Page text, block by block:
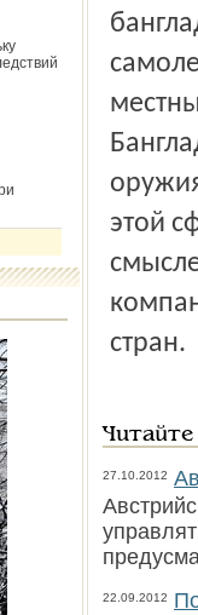
этой
стран.
27.10.2012
22.09.2012